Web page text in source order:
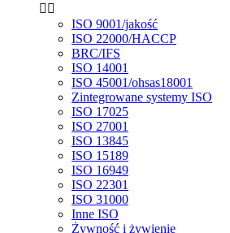
 
ISO 9001/jakość
ISO 22000/HACCP
BRC/IFS
ISO 14001
ISO 45001/ohsas18001
Zintegrowane systemy ISO
ISO 17025
ISO 27001
ISO 13845
ISO 15189
ISO 16949
ISO 22301
ISO 31000
Inne ISO
Żywność i żywienie